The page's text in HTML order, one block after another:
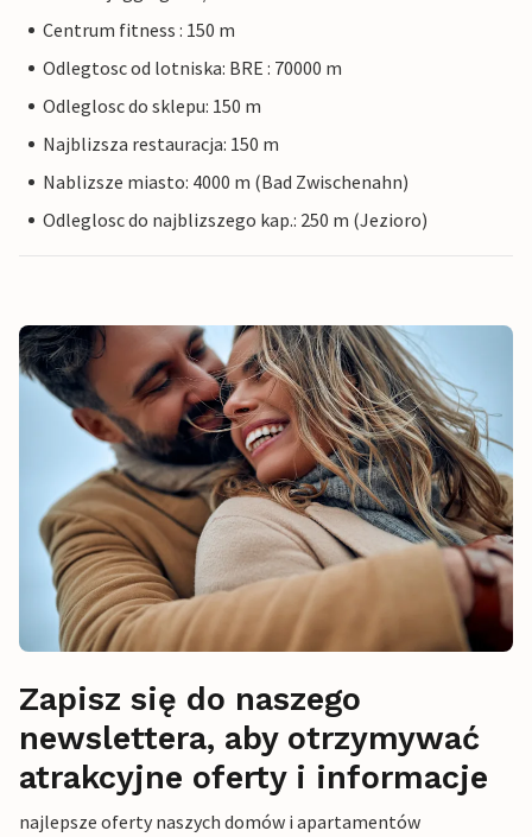
Centrum fitness : 150 m
Odlegtosc od lotniska: BRE : 70000 m
Odleglosc do sklepu: 150 m
Najblizsza restauracja: 150 m
Nablizsze miasto: 4000 m (Bad Zwischenahn)
Odleglosc do najblizszego kap.: 250 m (Jezioro)
Zapisz się do naszego
newslettera, aby otrzymywać
atrakcyjne oferty i informacje
najlepsze oferty naszych domów i apartamentów